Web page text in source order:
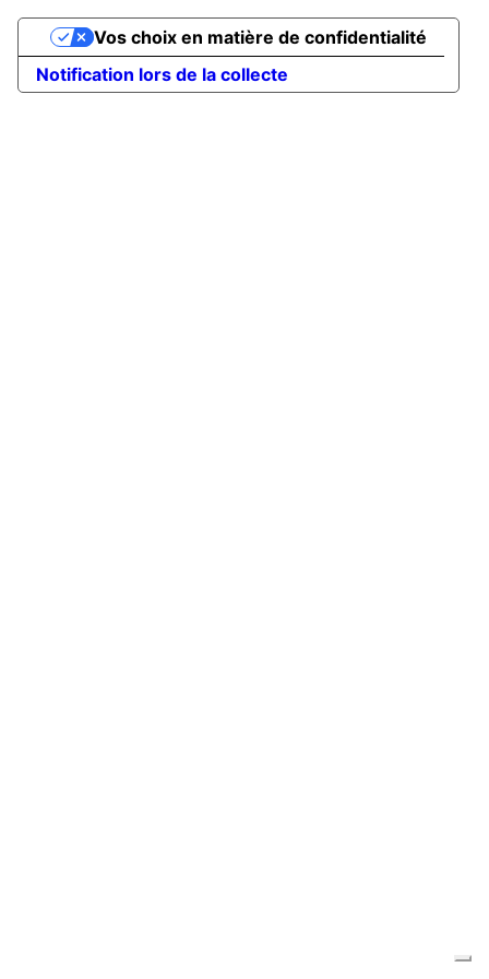
Notification lors de la collecte
Vos choix en matière de confidentialité